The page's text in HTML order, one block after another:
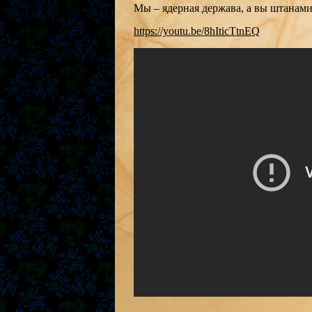
Мы – ядерная держава, а вы штанами
https://youtu.be/8hIticTtnEQ